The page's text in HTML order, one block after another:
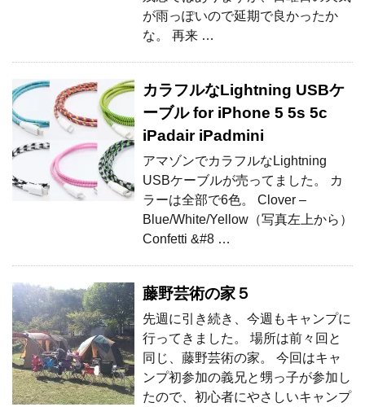
が雨っぽいので延期で良かったか
な。 再来 …
カラフルなLightning USBケ
ーブル for iPhone 5 5s 5c
iPadair iPadmini
アマゾンでカラフルなLightning
USBケーブルが売ってました。 カ
ラーは全部で6色。 Clover –
Blue/White/Yellow（写真左上から）
Confetti &#8 …
藤野芸術の家５
先週に引き続き、今週もキャンプに
行ってきました。 場所は前々回と
同じ、藤野芸術の家。 今回はキャ
ンプ初参加の義兄と甥っ子が参加し
たので、初心者にやさしいキャンプ